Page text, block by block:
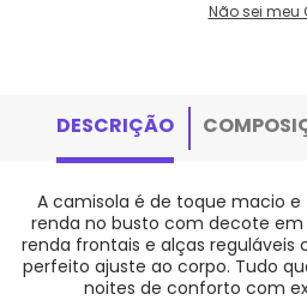
Não sei meu
DESCRIÇÃO
A camisola é de toque macio
renda no busto com decote em
renda frontais e alças reguláveis
perfeito ajuste ao corpo. Tudo
noites de conforto com